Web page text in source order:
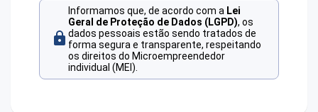
Informamos que, de acordo com a Lei
Geral de Proteção de Dados (LGPD), os
dados pessoais estão sendo tratados de
forma segura e transparente, respeitando
os direitos do Microempreendedor
individual (MEI).